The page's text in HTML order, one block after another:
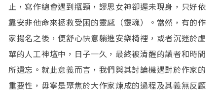
止，寫作總會遇到瓶頸，謬思女神卻遲未現身，只好依
靠安非他命來拯救受困的靈感（靈魂）。當然，有的作
家揚名之後，便舒心快意躺進安樂椅裡，或者沉迷於虛
華的人工神壇中，日子一久，最終被清醒的讀者和時間
所遺忘。就此意義而言，我們與其討論機遇對於作家的
重要性，毋寧是聚焦於大作家煉成的過程及其義無反顧